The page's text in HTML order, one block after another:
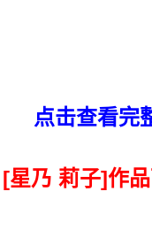
点击查看完
[星乃 莉子]作